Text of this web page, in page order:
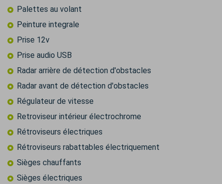
Palettes au volant
Peinture integrale
Prise 12v
Prise audio USB
Radar arrière de détection d'obstacles
Radar avant de détection d'obstacles
Régulateur de vitesse
Retroviseur intérieur électrochrome
Rétroviseurs électriques
Rétroviseurs rabattables électriquement
Sièges chauffants
Sièges électriques